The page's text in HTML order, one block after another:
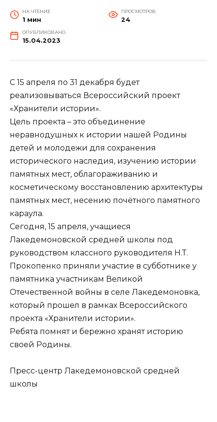
НА ЧТЕНИЕ
1 мин
ПРОСМОТРОВ
24
ОПУБЛИКОВАНО
15.04.2023
С 15 апреля по 31 декабря будет
реализовываться Всероссийский проект
«Хранители истории».
Цель проекта – это объединение
неравнодушных к истории нашей Родины
детей и молодежи для сохранения
исторического наследия, изучению истории
памятных мест, облагораживанию и
косметическому восстановлению архитектуры
памятных мест, несению почётного памятного
караула.
Сегодня, 15 апреля, учащиеся
Лакедемоновской средней школы под
руководством классного руководителя Н.Т.
Прокопенко приняли участие в субботнике у
памятника участникам Великой
Отечественной войны в селе Лакедемоновка,
который прошел в рамках Всероссийского
проекта «Хранители истории».
Ребята помнят и бережно хранят историю
своей Родины.
Пресс-центр Лакедемоновской средней
школы